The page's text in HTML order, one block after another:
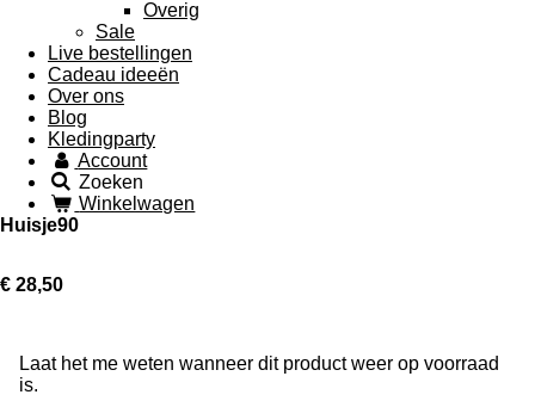
Overig
Sale
Live bestellingen
Cadeau ideeën
Over ons
Blog
Kledingparty
Account
Zoeken
Winkelwagen
Huisje90
€ 28,50
Laat het me weten wanneer dit product weer op voorraad
is.